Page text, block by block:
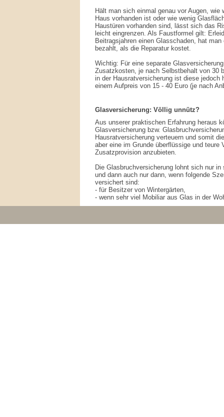
Hält man sich einmal genau vor Augen,
Haus vorhanden ist oder wie wenig
Haustüren vorhanden sind, lässt sich das
leicht eingrenzen. Als Faustformel gilt:
Beitragsjahren einen Glasschaden, hat
bezahlt, als die Reparatur kostet.
Wichtig: Für eine separate
Zusatzkosten, je nach Selbstbehalt von 30
in der Hausratversicherung ist diese jedoch
einem Aufpreis von 15 - 40 Euro (je nach
Glasversicherung: Völlig unnütz?
Aus unserer praktischen Erfahrung heraus
Glasversicherung bzw.
Hausratversicherung verteuern und somit
aber eine im Grunde überflüssige und teure
Zusatzprovision anzubieten.
Die Glasbruchversicherung lohnt sich nur
und dann auch nur dann, wenn folgende
versichert sind:
- für Besitzer von Wintergärten,
- wenn sehr viel Mobiliar aus Glas in der